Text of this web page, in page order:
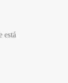
está